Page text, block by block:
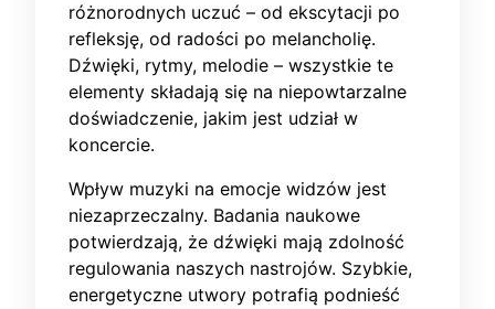
różnorodnych uczuć – od ekscytacji po
refleksję, od radości po melancholię.
Dźwięki, rytmy, melodie – wszystkie te
elementy składają się na niepowtarzalne
doświadczenie, jakim jest udział w
koncercie.
Wpływ muzyki na emocje widzów jest
niezaprzeczalny. Badania naukowe
potwierdzają, że dźwięki mają zdolność
regulowania naszych nastrojów. Szybkie,
energetyczne utwory potrafią podnieść